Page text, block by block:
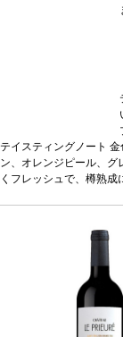
テイスティングノート 金
ン、オレンジピール、グ
くフレッシュで、樽熟